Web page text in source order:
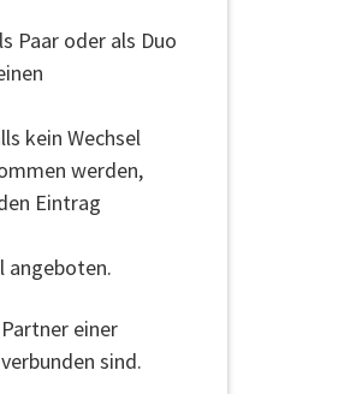
Paar oder als Duo
kein Wechsel
werden,
Eintrag
angeboten.
einer
sind.